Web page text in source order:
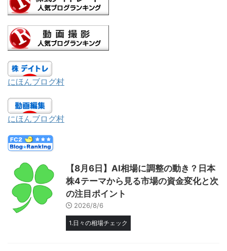
にほんブログ村
にほんブログ村
【8月6日】AI相場に調整の動き？日本
株4テーマから見る市場の資金変化と次
の注目ポイント
2026/8/6
1.日々の相場チェック